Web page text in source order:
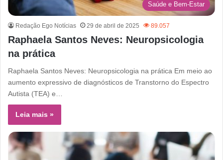
Saúde e Bem-Estar
Redação Ego Notícias 29 de abril de 2025 89.057
Raphaela Santos Neves: Neuropsicologia
na prática
Raphaela Santos Neves: Neuropsicologia na prática Em meio ao
aumento expressivo de diagnósticos de Transtorno do Espectro
Autista (TEA) e…
Leia mais »